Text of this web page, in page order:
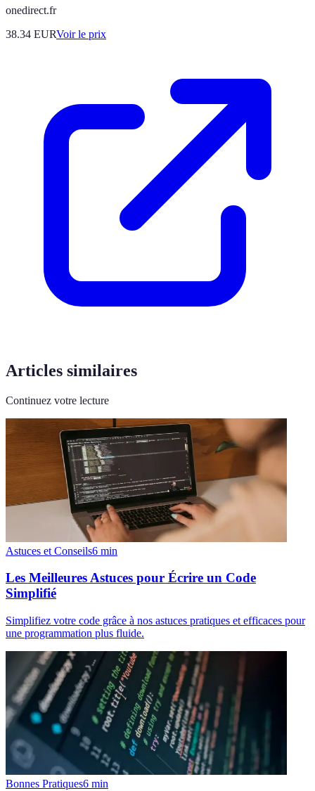
onedirect.fr
38.34 EURVoir le prix
Articles similaires
Continuez votre lecture
Astuces et Conseils6 min
Les Meilleures Astuces pour Écrire un Code
Simplifié
Simplifiez votre code grâce à nos astuces pratiques et efficaces pour
une programmation plus fluide.
Bonnes Pratiques6 min